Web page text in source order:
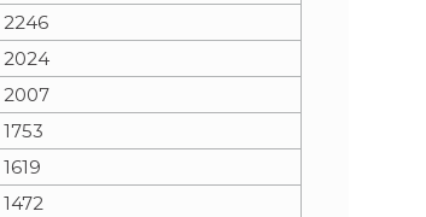
2246
2024
2007
1753
1619
1472